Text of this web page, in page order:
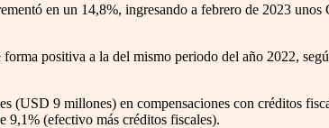
en un 14,8%, ingresando a febrero de 2023
positiva a la del mismo periodo del año 2022,
9 millones) en compensaciones con créditos
9,1% (efectivo más créditos fiscales).